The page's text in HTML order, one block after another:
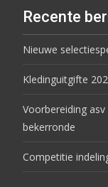
Recente
Nieuwe
Kledinguitgifte
Voorbereiding asv
bekerronde
Competitie